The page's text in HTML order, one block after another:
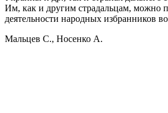
Им, как и другим страдальцам, можно
деятельности народных избранников
Мальцев С., Носенко А.